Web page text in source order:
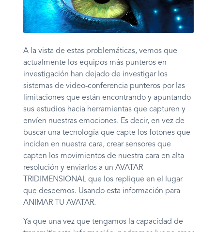
A la vista de estas problemáticas, vemos que
actualmente los equipos más punteros en
investigación han dejado de investigar los
sistemas de video-conferencia punteros por las
limitaciones que están encontrando y apuntando
sus estudios hacia herramientas que capturen y
envíen nuestras emociones. Es decir, en vez de
buscar una tecnología que capte los fotones que
inciden en nuestra cara, crear sensores que
capten los movimientos de nuestra cara en alta
resolución y enviarlos a un AVATAR
TRIDIMENSIONAL que los replique en el lugar
que deseemos. Usando esta información para
ANIMAR TU AVATAR.
Ya que una vez que tengamos la capacidad de